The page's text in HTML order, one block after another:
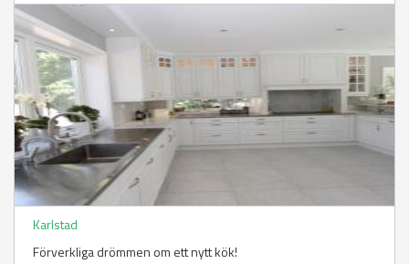
Karlstad
Förverkliga drömmen om ett nytt kök!